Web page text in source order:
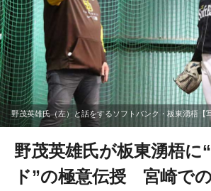
野茂英雄氏（左）と話をするソフトバンク・板東湧梧【
野茂英雄氏が板東湧梧に
ド”の極意伝授 宮崎で